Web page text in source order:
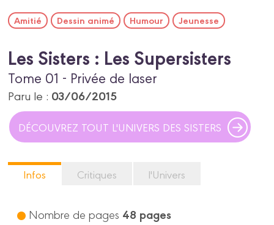
Amitié Dessin animé Humour Jeunesse
Les Sisters : Les Supersisters
Tome 01 - Privée de laser
Paru le : 03/06/2015
DÉCOUVREZ TOUT L'UNIVERS DES SISTERS
Infos Critiques l'Univers
Nombre de pages 48 pages